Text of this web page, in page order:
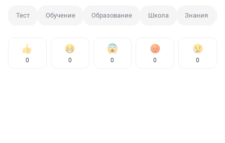
Тест Обучение Образование Школа Знания
0 0 0 0 0